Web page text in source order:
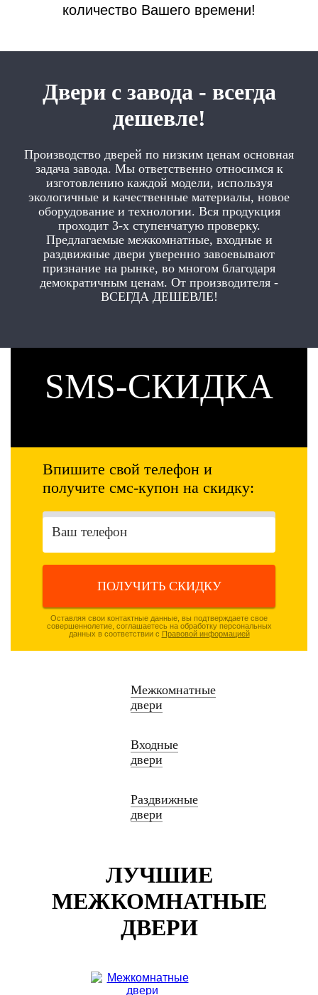
количество Вашего времени!
Двери с завода - всегда
дешевле!
Производство дверей по низким ценам основная
задача завода. Мы ответственно относимся к
изготовлению каждой модели, используя
экологичные и качественные материалы, новое
оборудование и технологии. Вся продукция
проходит 3-х ступенчатую проверку.
Предлагаемые межкомнатные, входные и
раздвижные двери уверенно завоевывают
признание на рынке, во многом благодаря
демократичным ценам. От производителя -
ВСЕГДА ДЕШЕВЛЕ!
SMS-СКИДКА
Впишите свой телефон и
получите смс-купон на скидку:
ПОЛУЧИТЬ СКИДКУ
Оставляя свои контактные данные, вы подтверждаете свое
совершеннолетие, соглашаетесь на обработку персональных
данных в соответствии с Правовой информацией
Межкомнатные
двери
Входные
двери
Раздвижные
двери
ЛУЧШИЕ
МЕЖКОМНАТНЫЕ
ДВЕРИ